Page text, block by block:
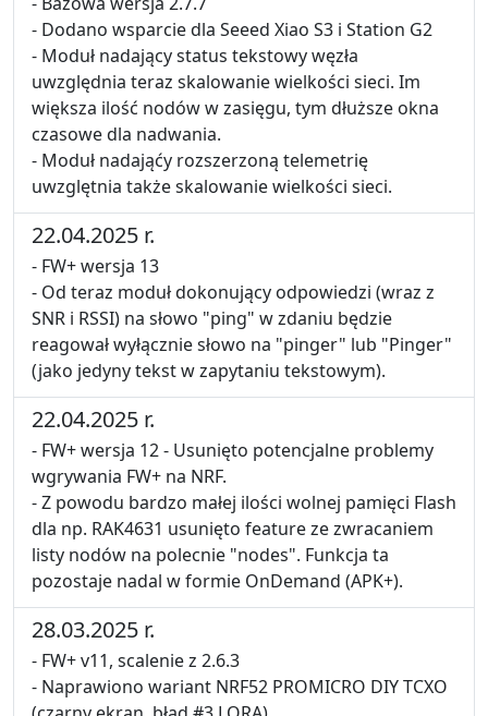
- Dodano wsparcie dla Seeed Xiao S3 i Station G2
- Moduł nadający status tekstowy węzła
uwzględnia teraz skalowanie wielkości sieci. Im
większa ilość nodów w zasięgu, tym dłuższe okna
czasowe dla nadwania.
- Moduł nadająćy rozszerzoną telemetrię
uwzglętnia także skalowanie wielkości sieci.
22.04.2025 r.
- FW+ wersja 13
- Od teraz moduł dokonujący odpowiedzi (wraz z
SNR i RSSI) na słowo "ping" w zdaniu będzie
reagował wyłącznie słowo na "pinger" lub "Pinger"
(jako jedyny tekst w zapytaniu tekstowym).
22.04.2025 r.
- FW+ wersja 12 - Usunięto potencjalne problemy
wgrywania FW+ na NRF.
- Z powodu bardzo małej ilości wolnej pamięci Flash
dla np. RAK4631 usunięto feature ze zwracaniem
listy nodów na polecnie "nodes". Funkcja ta
pozostaje nadal w formie OnDemand (APK+).
28.03.2025 r.
- FW+ v11, scalenie z 2.6.3
- Naprawiono wariant NRF52 PROMICRO DIY TCXO